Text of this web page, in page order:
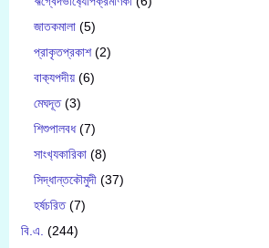
জাতকমালা (5)
প্রাকৃতপ্রকাশ(2)
বাক‍্যপদীয় (6)
মেঘদূত(3)
শিশুপালবধ(7)
সাংখ‍্যকারিকা (8)
সিদ্ধান্তকৌমুদী (37)
হর্ষচরিত(7)
বি.এ. (244)